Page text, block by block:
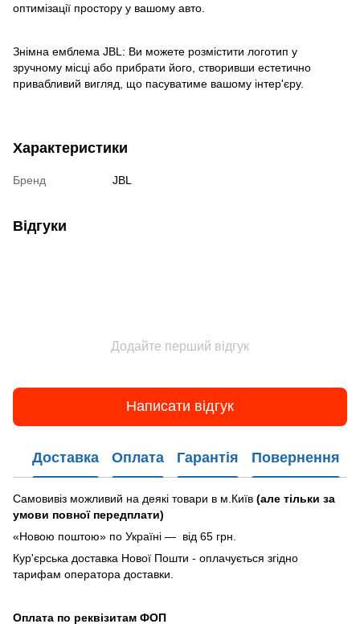
оптимізації простору у вашому авто.
Знімна емблема JBL: Ви можете розмістити логотип у
зручному місці або прибрати його, створивши естетично
привабливий вигляд, що пасуватиме вашому інтер'єру.
Характеристики
Бренд JBL
Відгуки
Додайте перший відгук
Написати відгук
Доставка Оплата Гарантія Повернення
Самовивіз можливий на деякі товари в м.Київ (але тільки за
умови повної передплати)
«Новою поштою» по Україні — від 65 грн.
Кур'єрська доставка Нової Пошти - оплачується згідно
тарифам оператора доставки.
Оплата по реквізитам ФОП